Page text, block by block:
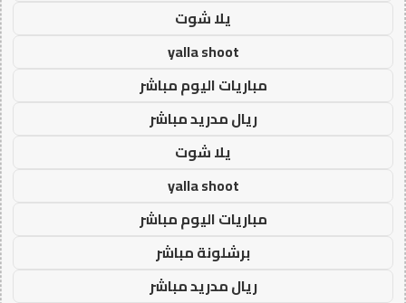
يلا شوت
yalla shoot
مباريات اليوم مباشر
ريال مدريد مباشر
يلا شوت
yalla shoot
مباريات اليوم مباشر
برشلونة مباشر
ريال مدريد مباشر